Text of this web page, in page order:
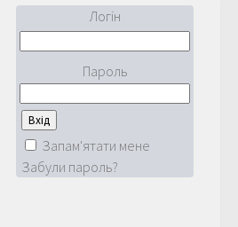
Логін
Пароль
Запам'ятати мене
Забули пароль?